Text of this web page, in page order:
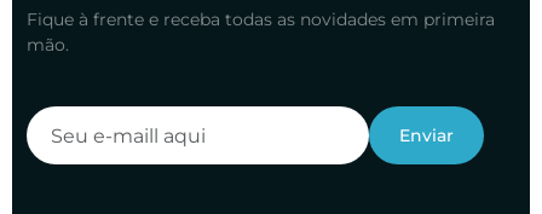
Fique à frente e receba todas as novidades em primeira
mão.